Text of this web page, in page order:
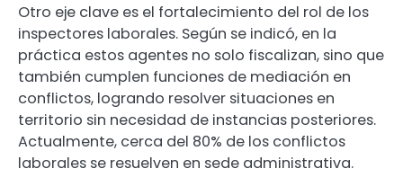
Otro eje clave es el fortalecimiento del rol de los
inspectores laborales. Según se indicó, en la
práctica estos agentes no solo fiscalizan, sino que
también cumplen funciones de mediación en
conflictos, logrando resolver situaciones en
territorio sin necesidad de instancias posteriores.
Actualmente, cerca del 80% de los conflictos
laborales se resuelven en sede administrativa.